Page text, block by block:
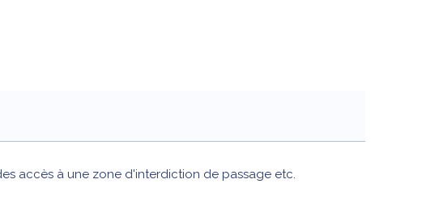
accès à une zone d'interdiction de passage etc.